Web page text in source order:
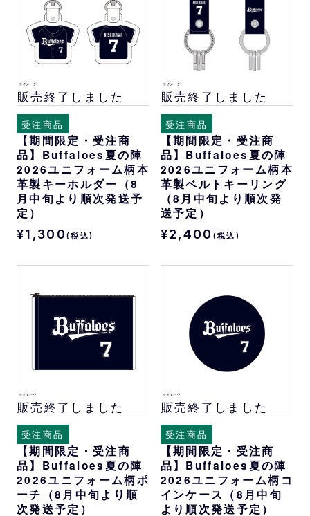
販売終了しました
受注商品
【期間限定・受注商
品】Buffaloes夏の陣
2026ユニフォーム柄本
革製キーホルダー（8
月中旬より順次発送予
定）
¥1,300 (税込)
販売終了しました
受注商品
【期間限定・受注商
品】Buffaloes夏の陣
2026ユニフォーム柄本
革製ベルトキーリング
（8月中旬より順次発
送予定）
¥2,400 (税込)
販売終了しました
受注商品
【期間限定・受注商
品】Buffaloes夏の陣
2026ユニフォーム柄ポ
ーチ（8月中旬より順
次発送予定）
販売終了しました
受注商品
【期間限定・受注商
品】Buffaloes夏の陣
2026ユニフォーム柄コ
インケース（8月中旬
より順次発送予定）